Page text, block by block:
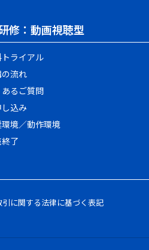
修：動画視聴型
ライアル
流れ
あるご質問
し込み
境／動作環境
了
に関する法律に基づく表記